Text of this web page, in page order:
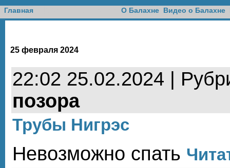
Главная О Балахне Видео о Балахне
25 февраля 2024
22:02 25.02.2024 |
позора
Трубы Нигрэс
Невозможно спать